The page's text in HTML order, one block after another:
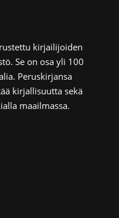
kirjailijoiden
Se on osa yli 100
Peruskirjansa
kirjallisuutta sekä
maailmassa.